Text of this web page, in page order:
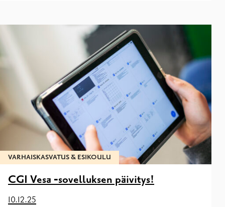
VARHAISKASVATUS & ESIKOULU
CGI Vesa ‑sovelluksen päivitys!
10.12.25